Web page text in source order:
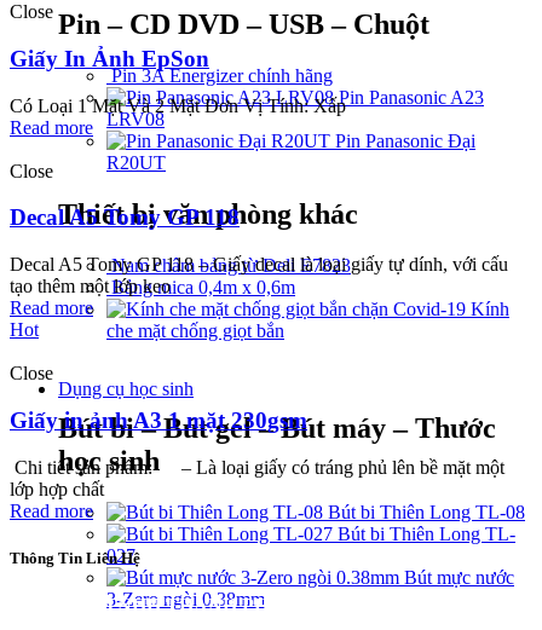
Pin – CD DVD – USB – Chuột
Pin 3A Energizer chính hãng
Pin Panasonic A23
LRV08
Pin Panasonic Đại
R20UT
Thiết bị văn phòng khác
Nam châm bảng từ Deli E7823
Bảng mica 0,4m x 0,6m
Kính
che mặt chống giọt bắn
Dụng cụ học sinh
Bút bi – Bút gel – Bút máy – Thước
học sinh
Bút bi Thiên Long TL-08
Bút bi Thiên Long TL-
027
Bút mực nước
3-Zero ngòi 0.38mm
Close
Giấy In Ảnh EpSon
Có Loại 1 Mặt Và 2 Mặt Đơn Vị Tính: Xấp
Read more
Close
Decal A5 Tomy GP 118
Decal A5 Tomy GP 118 – Giấy decal là loại giấy tự dính, với cấu
tạo thêm một lớp keo
Read more
Hot
Close
Giấy in ảnh A3 1 mặt 230gsm
Chi tiết sản phẩm: – Là loại giấy có tráng phủ lên bề mặt một
lớp hợp chất
Read more
Thông Tin Liên Hệ
CÔNG TY TNHH THÀNH PHÁT A&B